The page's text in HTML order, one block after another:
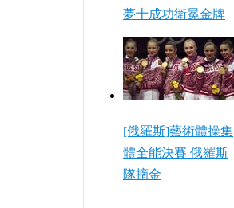
夢十成功衛冕金牌
[俄羅斯]藝術體操集
體全能決賽 俄羅斯
隊摘金